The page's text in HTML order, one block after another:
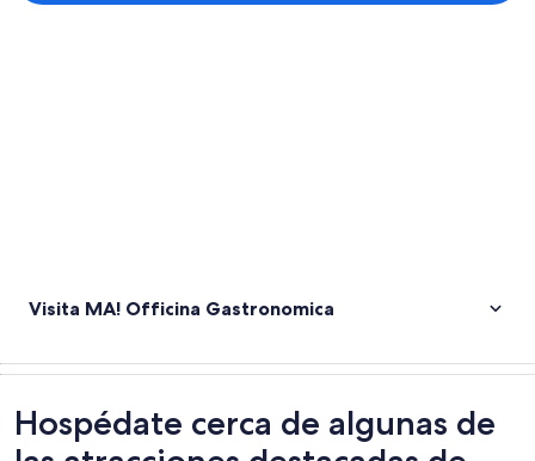
Visita MA! Officina Gastronomica
Hospédate cerca de algunas de